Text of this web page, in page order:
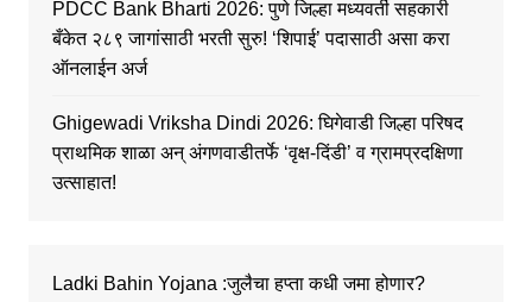
PDCC Bank Bharti 2026: पुणे जिल्हा मध्यवर्ती सहकारी
बँकेत २८९ जागांसाठी भरती सुरु! ‘शिपाई’ पदासाठी असा करा
ऑनलाईन अर्ज
Ghigewadi Vriksha Dindi 2026: घिगेवाडी जिल्हा परिषद
प्राथमिक शाळा अन् अंगणवाडीतर्फे ‘वृक्ष-दिंडी’ व ग्रामप्रदक्षिणा
उत्साहात!
Ladki Bahin Yojana :जुलैचा हप्ता कधी जमा होणार?